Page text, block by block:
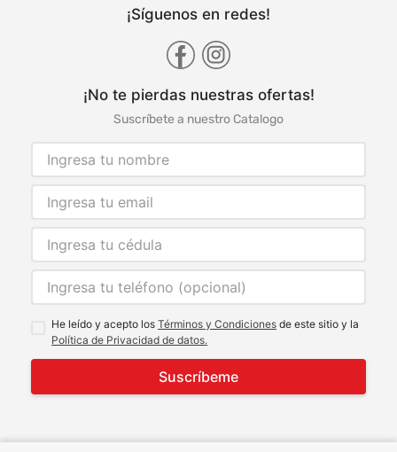
¡Síguenos en redes!
¡No te pierdas nuestras ofertas!
Suscríbete a nuestro Catalogo
He leído y acepto los Términos y Condiciones de este sitio y la
Política de Privacidad de datos.
Suscríbeme